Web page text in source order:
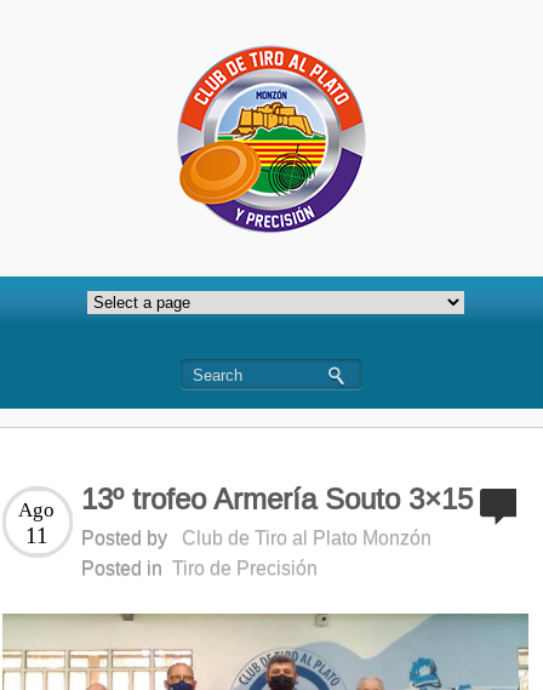
13º trofeo Armería Souto 3×15
Ago
11 Posted by
Club de Tiro al Plato Monzón
Posted in Tiro de Precisión